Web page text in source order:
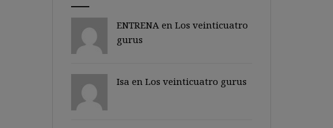
ENTRENA en Los veinticuatro
gurus
Isa en Los veinticuatro gurus